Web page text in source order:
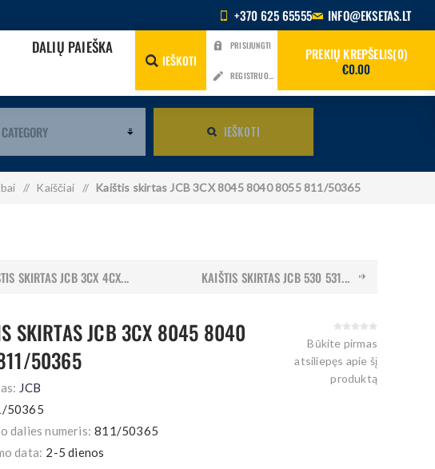
+370 625 65555 INFO@EKSETAS.LT
DALIŲ PAIEŠKA
IEŠKOTI
PRISIJUNGTI
REGISTRUOTIS
PREKIŲ KREPŠELIS 0
€0.00
IEŠKOTI
/ Kaiščiai / Kaištis skirtas JCB 3CX 8045 8040 8055 811/50365
SKIRTAS JCB 3CX 4CX... KAIŠTIS SKIRTAS JCB 530 531...
SKIRTAS JCB 3CX 8045 8040
50365
JCB
50365
dalies numeris: 811/50365
Būkite pirmas
atsiliepęs apie šį
produktą
data: 2-5 dienos